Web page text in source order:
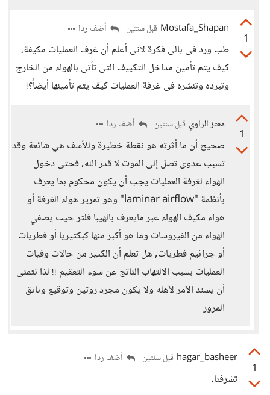
1
Mostafa_Shapan قبل سنتين أضف ردا
طب ورد فى بالى فكرة لأنى أعلم أن غرف العمليات مكيفة،
كيف يتم تأمين مداخل التكييف التى تأتى بالهواء من الخارج
وتبرده وتنشره فى غرفة العمليات كيف يتم تأمينها أيضاً؟!
1
معتز الراوي قبل سنتين أضف ردا
صحيح أن ما أثرته هو نقطة خطيرة وللأسف هي شائعة وقد
تسبب عدوى تصل إلى الموت لا قدر الله, فحتى دخول
الهواء لغرفة العمليات يجب أن يكون محكوم بما يعرف
بأنظمة "laminar airflow" وهو تمرير هواء الغرفة أو
هواء مكيف الهواء عبر مايعرف بالهيبا فلتر حيث يصفي
الهواء من الفيروسات وما هو أكبر منها كبكتيريا أو فطريات
أو جراثيم فطريات, هل تعلم أن الكثير من حالات وفيات
العمليات بسبب الالتهاب الناتج عن سوء التعقيم !! لذا نتمنى
أن يسند الأمر لأهله ولا يكون مجرد روتين وتوقيع وثائق
المرور
1
hagar_basheer قبل سنتين أضف ردا
تشرفنا،